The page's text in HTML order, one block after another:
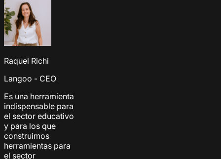
Raquel Richi
Langoo - CEO
Es una herramienta
indispensable para
el sector educativo
y para los que
construimos
herramientas para
el sector